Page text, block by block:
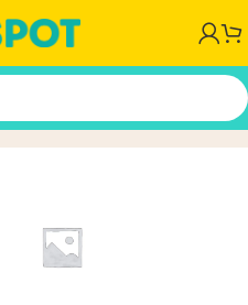
inoxInicio/Producto